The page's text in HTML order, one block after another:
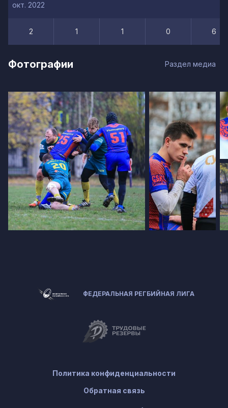
окт. 2022
2 1 1 0 6
Фотографии Раздел медиа
ФЕДЕРАЛЬНАЯ РЕГБИЙНАЯ ЛИГА
Политика конфиденциальности
Обратная связь